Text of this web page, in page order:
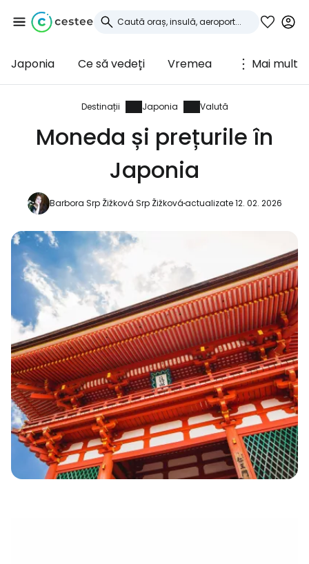
Japonia Ce să vedeți Vremea Mai mult
Destinații Japonia Valută
Moneda și prețurile în
Japonia
Barbora Srp Žižková Srp Žižkováactualizate 12. 02. 2026
Conectați-vă la
Cestee
... comunitatea mondială a călătorilor
Continuați cu Google
Continuați cu Facebook
Continuați cu e-mailul